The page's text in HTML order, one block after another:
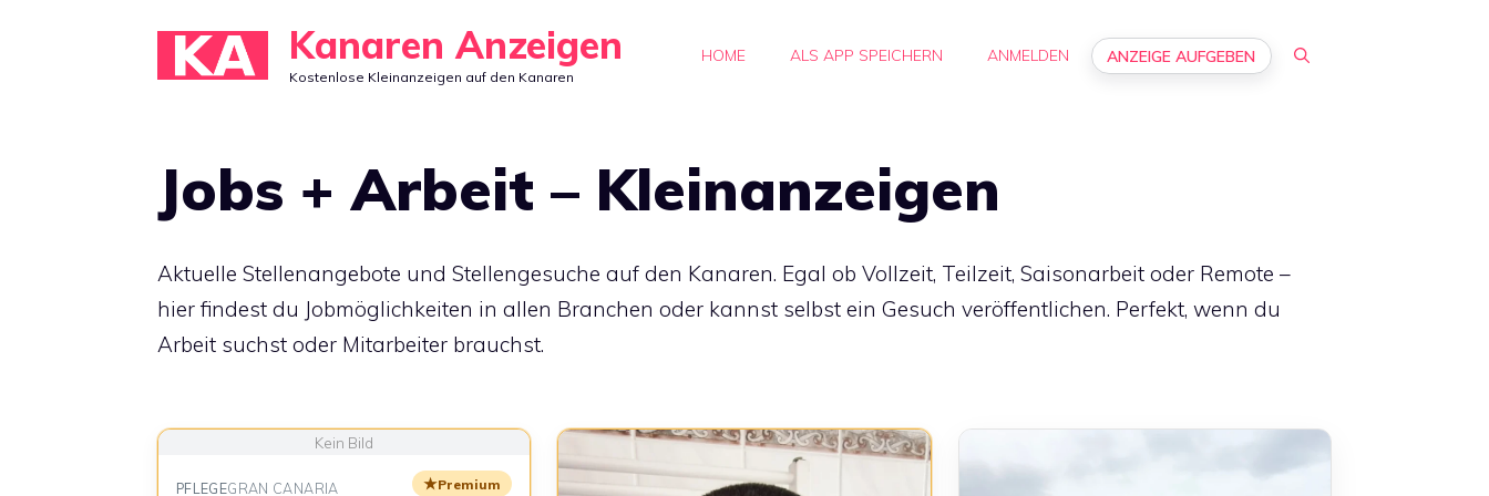
Kanaren Anzeigen
Kostenlose Kleinanzeigen auf den Kanaren
HOME ALS APP SPEICHERN ANMELDEN ANZEIGE AUFGEBEN
Jobs + Arbeit – Kleinanzeigen
Aktuelle Stellenangebote und Stellengesuche auf den Kanaren. Egal ob Vollzeit, Teilzeit, Saisonarbeit oder Remote –
hier findest du Jobmöglichkeiten in allen Branchen oder kannst selbst ein Gesuch veröffentlichen. Perfekt, wenn du
Arbeit suchst oder Mitarbeiter brauchst.
PFLEGEGRAN CANARIA ★Premium